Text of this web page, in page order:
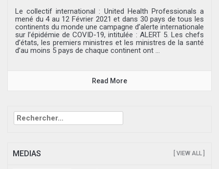
Le collectif international : United Health Professionals a
mené du 4 au 12 Février 2021 et dans 30 pays de tous les
continents du monde une campagne d’alerte internationale
sur l’épidémie de COVID-19, intitulée : ALERT 5. Les chefs
d’états, les premiers ministres et les ministres de la santé
d’au moins 5 pays de chaque continent ont ...
Read More
Rechercher :
MEDIAS [ VIEW ALL ]